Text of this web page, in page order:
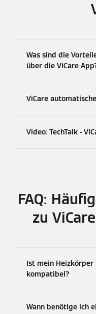
Was sind die
über die ViCare
ViCare
Video: TechTalk -
FAQ:
zu
Ist mein
kompatibel?
Wann benötige ich